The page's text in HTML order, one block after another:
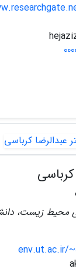
محیط زیست،
env.ut.ac.ir/